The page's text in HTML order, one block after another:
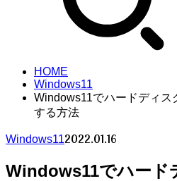
HOME
Windows11
Windows11でハードディ
する方法
Windows112022.01.16
Windows11でハード